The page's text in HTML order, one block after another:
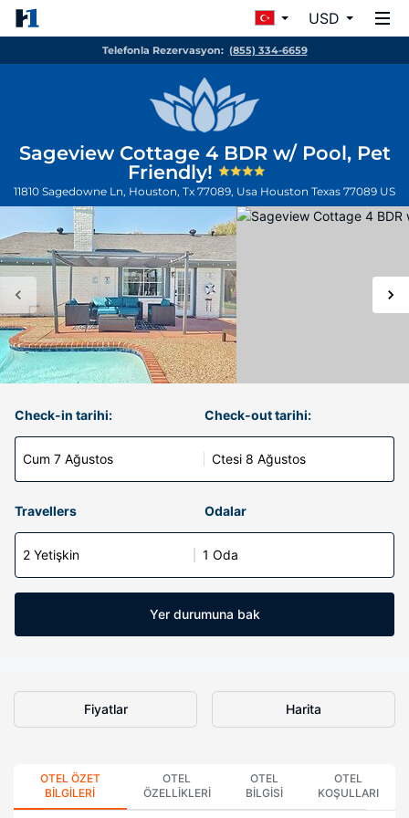
USD
Telefonla Rezervasyon: (855) 334-6659
Sageview Cottage 4 BDR w/ Pool, Pet
Friendly!
11810 Sagedowne Ln, Houston, Tx 77089, Usa Houston Texas 77089 US
Check-in tarihi:
Cum 7 Ağustos
Check-out tarihi:
Ctesi 8 Ağustos
Travellers Odalar
2 Yetişkin 1 Oda
Yer durumuna bak
Fiyatlar Harita
OTEL ÖZET
BILGILERI
OTEL
ÖZELLIKLERI
OTEL
BILGISI
OTEL
KOŞULLARI